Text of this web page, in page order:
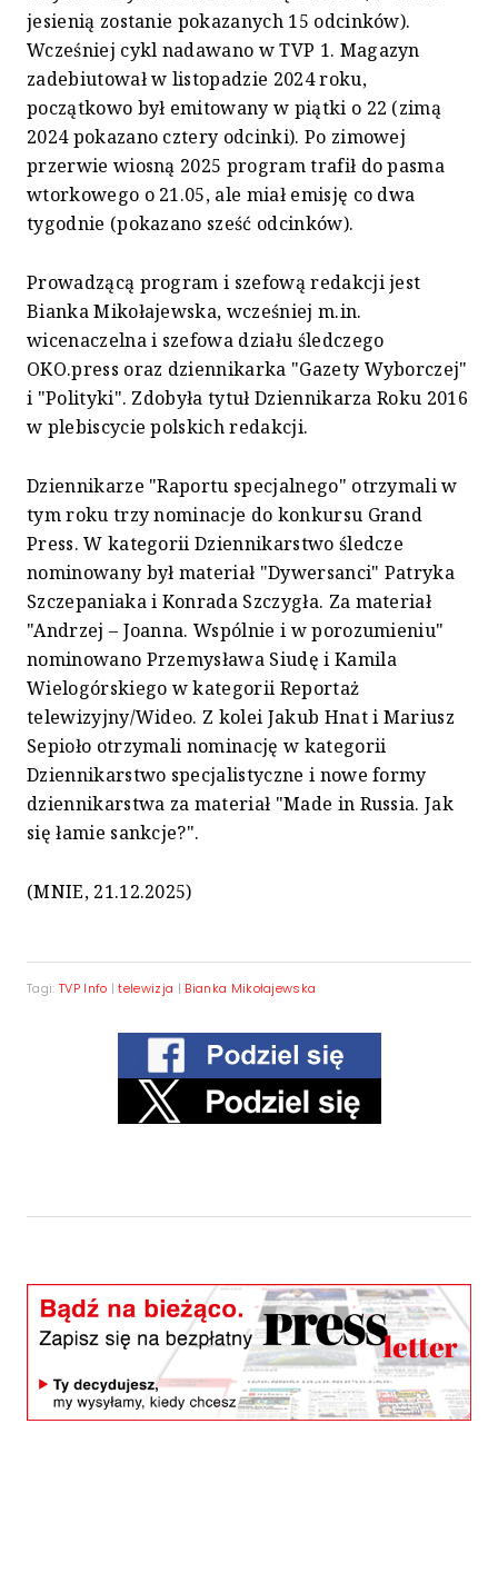
jesienią zostanie pokazanych 15 odcinków).
Wcześniej cykl nadawano w TVP 1. Magazyn
zadebiutował w listopadzie 2024 roku,
początkowo był emitowany w piątki o 22 (zimą
2024 pokazano cztery odcinki). Po zimowej
przerwie wiosną 2025 program trafił do pasma
wtorkowego o 21.05, ale miał emisję co dwa
tygodnie (pokazano sześć odcinków).
Prowadzącą program i szefową redakcji jest
Bianka Mikołajewska, wcześniej m.in.
wicenaczelna i szefowa działu śledczego
OKO.press oraz dziennikarka "Gazety Wyborczej"
i "Polityki". Zdobyła tytuł Dziennikarza Roku 2016
w plebiscycie polskich redakcji.
Dziennikarze "Raportu specjalnego" otrzymali w
tym roku trzy nominacje do konkursu Grand
Press. W kategorii Dziennikarstwo śledcze
nominowany był materiał "Dywersanci" Patryka
Szczepaniaka i Konrada Szczygła. Za materiał
"Andrzej – Joanna. Wspólnie i w porozumieniu"
nominowano Przemysława Siudę i Kamila
Wielogórskiego w kategorii Reportaż
telewizyjny/Wideo. Z kolei Jakub Hnat i Mariusz
Sepioło otrzymali nominację w kategorii
Dziennikarstwo specjalistyczne i nowe formy
dziennikarstwa za materiał "Made in Russia. Jak
się łamie sankcje?".
(MNIE, 21.12.2025)
Tagi: TVP Info |telewizja | Bianka Mikołajewska